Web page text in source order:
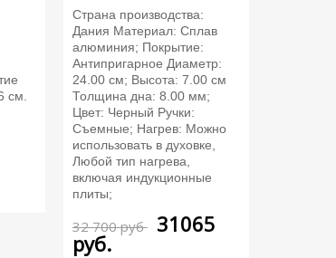
см.
Страна производства:
Дания Материал: Сплав
алюминия; Покрытие:
Антипригарное Диаметр:
24.00 см; Высота: 7.00 см
Толщина дна: 8.00 мм;
Цвет: Черный Ручки:
Съемные; Нагрев: Можно
использовать в духовке,
Любой тип нагрева,
включая индукционные
плиты;
32 700 руб 31065
руб.